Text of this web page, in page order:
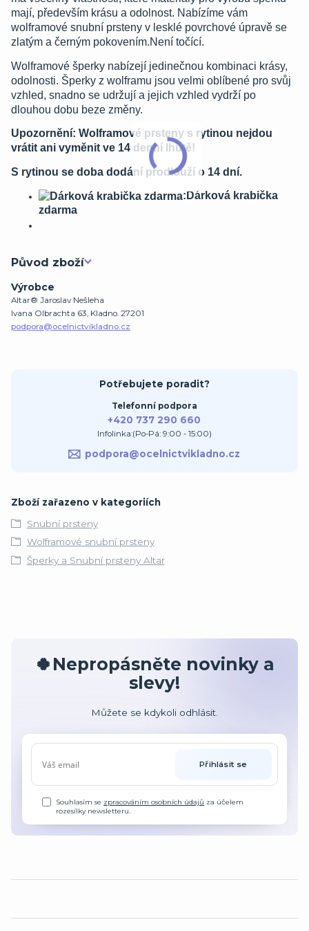
mají, především krásu a odolnost. Nabízíme vám
wolframové snubní prsteny v lesklé povrchové úpravě se
zlatým a černým pokovením.Není točící.
Wolframové šperky nabízejí jedinečnou kombinaci krásy,
odolnosti. Šperky z wolframu jsou velmi oblíbené pro svůj
vzhled, snadno se udržují a jejich vzhled vydrží po
dlouhou dobu beze změny.
Upozornění: Wolframové prsteny s rytinou nejdou
vrátit ani vyměnit ve 14 denní lhůtě!
S rytinou se doba dodání prodlouží o 14 dní.
:Dárková krabička
zdarma
Původ zboží
Výrobce
Altar® Jaroslav Nešleha
Ivana Olbrachta 63, Kladno. 27201
podpora@ocelnictvikladno.cz
Potřebujete poradit?
Telefonní podpora
+420 737 290 660
Infolinka:(Po-Pá: 9:00 - 15:00)
podpora@ocelnictvikladno.cz
Zboží zařazeno v kategoriích
Snubní prsteny
Wolframové snubní prsteny
Šperky a Snubní prsteny Altar
🍀Nepropásněte novinky a
slevy!
Můžete se kdykoli odhlásit.
Přihlásit se
Souhlasím se zpracováním osobních údajů za účelem
rozesílky newsletteru.